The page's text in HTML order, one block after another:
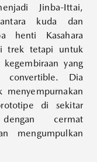
Jinba-Ittai,
kuda dan
henti Kasahara
trek tetapi untuk
kegembiraan yang
convertible. Dia
menyempurnakan
di sekitar
cermat
mengumpulkan